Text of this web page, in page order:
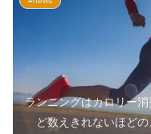
ランニングはカロリー
ど数えきれないほど